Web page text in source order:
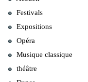
Festivals
Expositions
Opéra
Musique classique
théâtre